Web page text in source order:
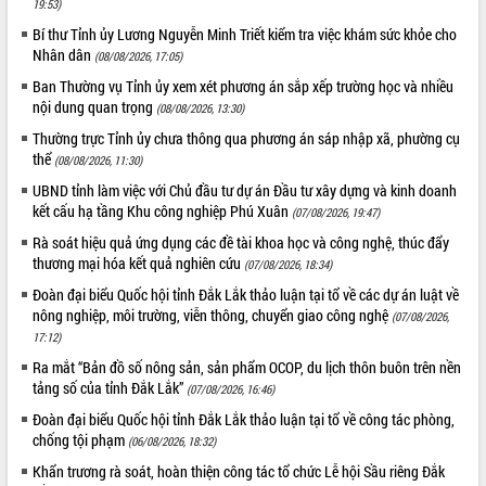
Hòn Yến phát triển du lịch gắn với bảo
tồn biển
Lấy ý kiến điều chỉnh Quy hoạch tỉnh
Đắk Lắk thời kỳ 2021-2030, tầm nhìn
đến năm 2050
giải phóng mặt bằng Tuyến đường bộ
ven biển
Đắk Lắk nỗ lực thúc đẩy tăng trưởng
kinh tế từ 10% trở lên trong Quý
II/2026
Đắk Lắk ký kết thỏa thuận hợp tác về
chuyển đổi số giai đoạn 2026 – 2030
với Tập đoàn Bưu chính Viễn thông
Việt Nam
Thứ trưởng Bộ Y tế làm việc với tỉnh
Đắk Lắk về phát triển nhân lực y tế
cho trạm y tế cấp xã
Du lịch Đắk Lắk nâng tầm trải nghiệm
du khách thông qua Hệ thống cơ sở dữ
liệu và Bản đồ số
19:53)
Bí thư Tỉnh ủy Lương Nguyễn Minh Triết kiểm tra việc khám sức khỏe cho
Nhân dân (08/08/2026, 17:05)
Ban Thường vụ Tỉnh ủy xem xét phương án sắp xếp trường học và nhiều
nội dung quan trọng (08/08/2026, 13:30)
Thường trực Tỉnh ủy chưa thông qua phương án sáp nhập xã, phường cụ
thể (08/08/2026, 11:30)
UBND tỉnh làm việc với Chủ đầu tư dự án Đầu tư xây dựng và kinh doanh
kết cấu hạ tầng Khu công nghiệp Phú Xuân (07/08/2026, 19:47)
Rà soát hiệu quả ứng dụng các đề tài khoa học và công nghệ, thúc đẩy
thương mại hóa kết quả nghiên cứu (07/08/2026, 18:34)
Đoàn đại biểu Quốc hội tỉnh Đắk Lắk thảo luận tại tổ về các dự án luật về
nông nghiệp, môi trường, viễn thông, chuyển giao công nghệ (07/08/2026,
17:12)
Ra mắt “Bản đồ số nông sản, sản phẩm OCOP, du lịch thôn buôn trên nền
tảng số của tỉnh Đắk Lắk” (07/08/2026, 16:46)
Đoàn đại biểu Quốc hội tỉnh Đắk Lắk thảo luận tại tổ về công tác phòng,
chống tội phạm (06/08/2026, 18:32)
Khẩn trương rà soát, hoàn thiện công tác tổ chức Lễ hội Sầu riêng Đắk